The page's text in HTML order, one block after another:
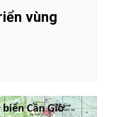
vùng